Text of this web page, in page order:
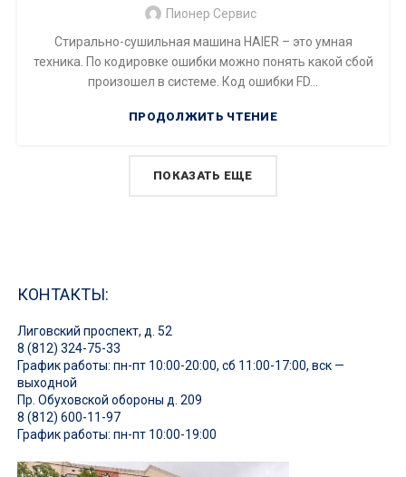
Пионер Сервис
Стирально-сушильная машина HAIER – это умная
техника. По кодировке ошибки можно понять какой сбой
произошел в системе. Код ошибки FD...
ПРОДОЛЖИТЬ ЧТЕНИЕ
ПОКАЗАТЬ ЕЩЕ
КОНТАКТЫ:
Лиговский проспект, д. 52
8 (812) 324-75-33
График работы: пн-пт 10:00-20:00, сб 11:00-17:00, вск —
выходной
Пр. Обуховской обороны д. 209
8 (812) 600-11-97
График работы: пн-пт 10:00-19:00